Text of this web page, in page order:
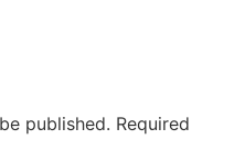
published. Required